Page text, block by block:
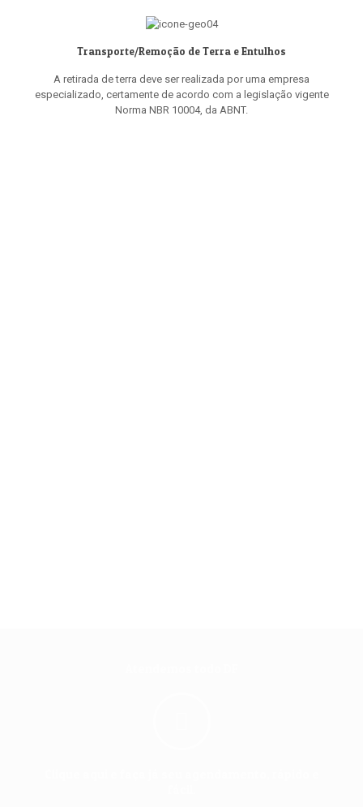
Transporte/Remoção de Terra e Entulhos
A retirada de terra deve ser realizada por uma empresa
especializado, certamente de acordo com a legislação vigente
Norma NBR 10004, da ABNT.